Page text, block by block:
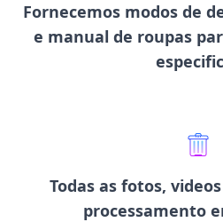
Fornecemos modos de
e manual de roupas
Todas as fotos,
processamento